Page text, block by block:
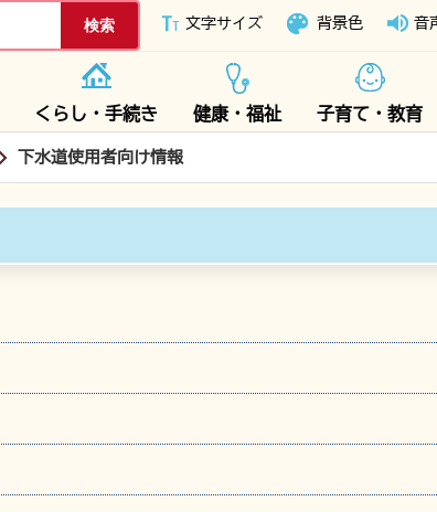
下妻市ホームページ
文字サイズ 背景色 音
くらし・手続き 健康・福祉 子育て・教育
下水道使用者向け情報